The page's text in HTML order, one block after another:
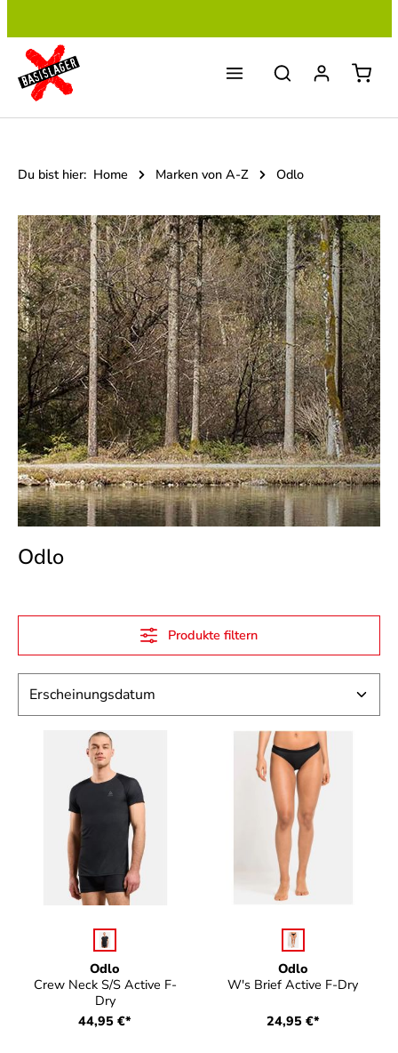
Du bist hier: Home Marken von A-Z Odlo
Odlo
Produkte filtern
Odlo
Crew Neck S/S Active F-
Dry
auswählen
44,95 €*
Odlo
W's Brief Active F-Dry
auswählen
24,95 €*